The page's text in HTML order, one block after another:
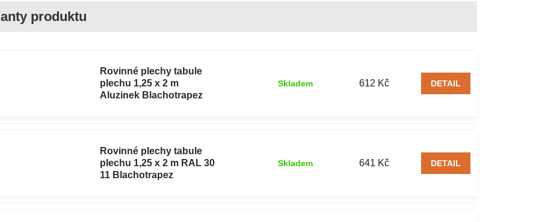
Rovinné plechy tabule
plechu 1,25 x 2 m
Aluzinek Blachotrapez
612 Kč
Skladem DETAIL
Rovinné plechy tabule
plechu 1,25 x 2 m RAL 30
11 Blachotrapez
641 Kč
Skladem DETAIL